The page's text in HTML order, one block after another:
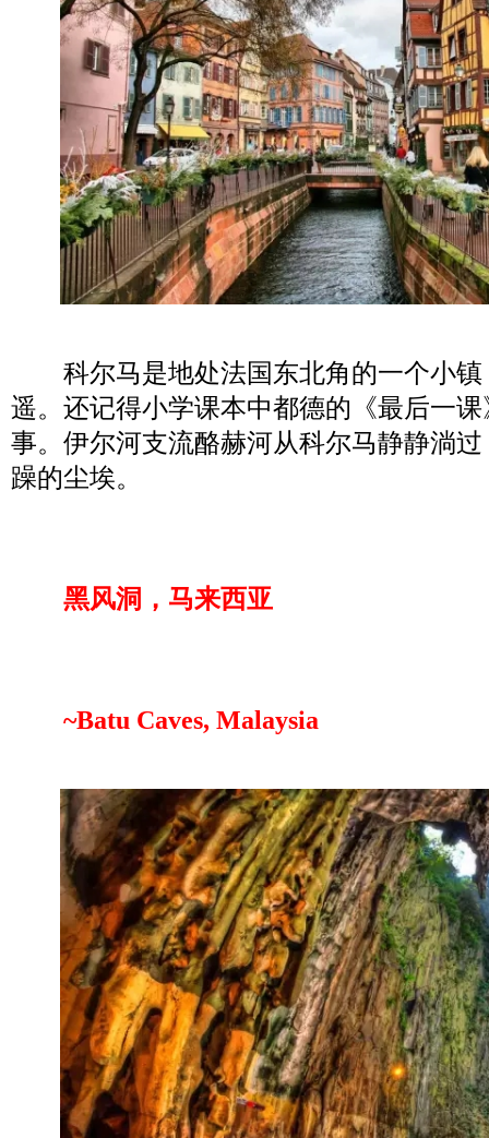
科尔马是地处法国东北角的一个小镇
遥。还记得小学课本中都德的《最后一
事。伊尔河支流酪赫河从科尔马静静淌
躁的尘埃。
黑风洞，马来西亚
~Batu Caves, Malaysia